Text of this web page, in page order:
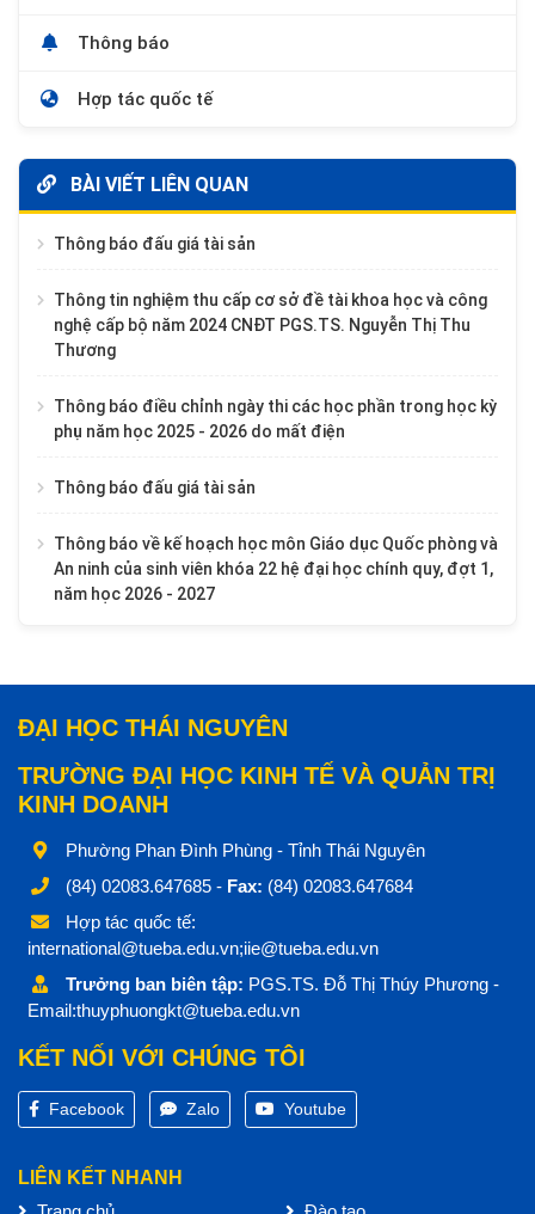
Thông báo
Hợp tác quốc tế
BÀI VIẾT LIÊN QUAN
Thông báo đấu giá tài sản
Thông tin nghiệm thu cấp cơ sở đề tài khoa học và công
nghệ cấp bộ năm 2024 CNĐT PGS.TS. Nguyễn Thị Thu
Thương
Thông báo điều chỉnh ngày thi các học phần trong học kỳ
phụ năm học 2025 - 2026 do mất điện
Thông báo đấu giá tài sản
Thông báo về kế hoạch học môn Giáo dục Quốc phòng và
An ninh của sinh viên khóa 22 hệ đại học chính quy, đợt 1,
năm học 2026 - 2027
ĐẠI HỌC THÁI NGUYÊN
TRƯỜNG ĐẠI HỌC KINH TẾ VÀ QUẢN TRỊ
KINH DOANH
Phường Phan Đình Phùng - Tỉnh Thái Nguyên
(84) 02083.647685 - Fax: (84) 02083.647684
Hợp tác quốc tế:
international@tueba.edu.vn;iie@tueba.edu.vn
Trưởng ban biên tập: PGS.TS. Đỗ Thị Thúy Phương -
Email:thuyphuongkt@tueba.edu.vn
KẾT NỐI VỚI CHÚNG TÔI
Facebook Zalo Youtube
LIÊN KẾT NHANH